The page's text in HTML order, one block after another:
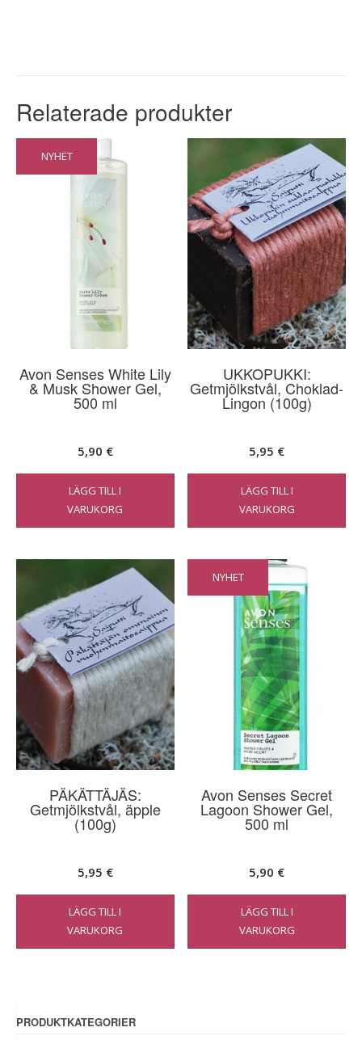
Relaterade produkter
NYHET
Avon Senses White Lily
& Musk Shower Gel,
500 ml
5,90 €
LÄGG TILL I
VARUKORG
UKKOPUKKI:
Getmjölkstvål, Choklad-
Lingon (100g)
5,95 €
LÄGG TILL I
VARUKORG
PÄKÄTTÄJÄS:
Getmjölkstvål, äpple
(100g)
5,95 €
LÄGG TILL I
VARUKORG
NYHET
Avon Senses Secret
Lagoon Shower Gel,
500 ml
5,90 €
LÄGG TILL I
VARUKORG
PRODUKTKATEGORIER